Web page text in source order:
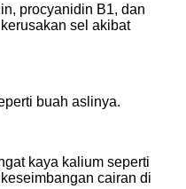
procyanidin B1, dan
sel akibat
buah aslinya.
kaya kalium seperti
cairan di